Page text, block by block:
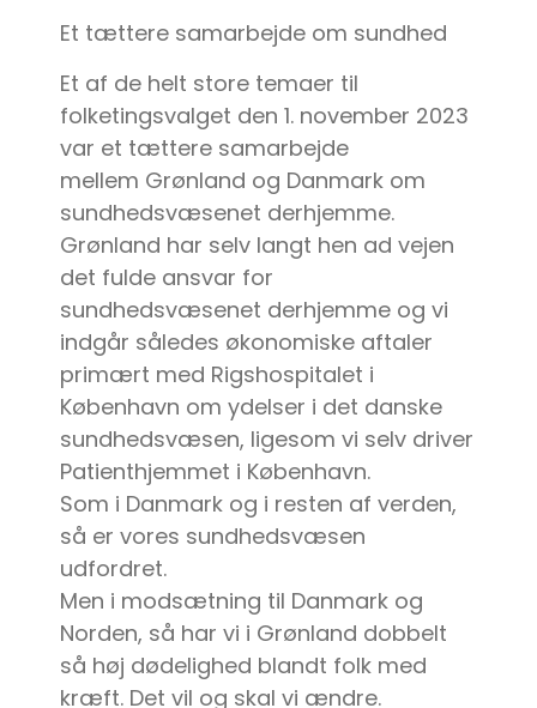
Et tættere samarbejde om sundhed
Et af de helt store temaer til
folketingsvalget den 1. november 2023
var et tættere samarbejde
mellem Grønland og Danmark om
sundhedsvæsenet derhjemme.
Grønland har selv langt hen ad vejen
det fulde ansvar for
sundhedsvæsenet derhjemme og vi
indgår således økonomiske aftaler
primært med Rigshospitalet i
København om ydelser i det danske
sundhedsvæsen, ligesom vi selv driver
Patienthjemmet i København.
Som i Danmark og i resten af verden,
så er vores sundhedsvæsen
udfordret.
Men i modsætning til Danmark og
Norden, så har vi i Grønland dobbelt
så høj dødelighed blandt folk med
kræft. Det vil og skal vi ændre.